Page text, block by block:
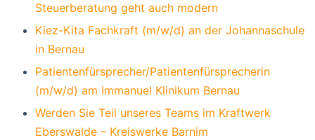
Steuerberatung geht auch modern
Kiez-Kita Fachkraft (m/w/d) an der Johannaschule
in Bernau
Patientenfürsprecher/Patientenfürsprecherin
(m/w/d) am Immanuel Klinikum Bernau
Werden Sie Teil unseres Teams im Kraftwerk
Eberswalde – Kreiswerke Barnim